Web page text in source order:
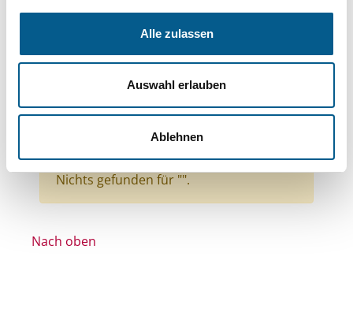
Alle zulassen
Auswahl erlauben
Ablehnen
Themen: Kinder, Jugendliche & Familie
Themen: Kirchliche Zwecke
Themen: Bildung und Erziehung
Themen: Integration
Themen: Kunst & Kultur
Stiftungstyp: Lokal tätige Stiftung
Alle Filter entfernen
Nichts gefunden für "".
Nach oben